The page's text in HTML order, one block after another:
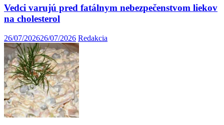
Vedci varujú pred fatálnym nebezpečenstvom liekov
na cholesterol
26/07/202626/07/2026 Redakcia